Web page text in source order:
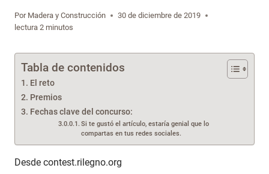
Por Madera y Construcción
30 de diciembre de 2019
lectura 2 minutos
Tabla de contenidos
El reto
Premios
Fechas clave del concurso:
Si te gustó el artículo, estaría genial que lo
compartas en tus redes sociales.
Desde contest.rilegno.org